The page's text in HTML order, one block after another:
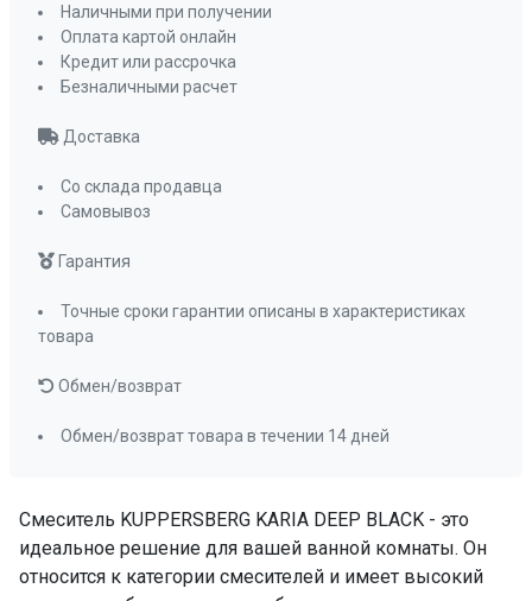
Смеситель KUPPERSBERG KARIA DEEP BLACK - это
идеальное решение для вашей ванной комнаты. Он
относится к категории смесителей и имеет высокий
Наличными при получении
Оплата картой онлайн
Кредит или рассрочка
Безналичными расчет
Доставка
Со склада продавца
Самовывоз
Гарантия
Точные сроки гарантии описаны в характеристиках
товара
Обмен/возврат
Обмен/возврат товара в течении 14 дней